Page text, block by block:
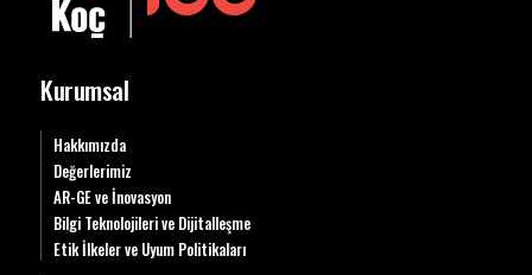
Kurumsal
Hakkımızda
Değerlerimiz
AR-GE ve İnovasyon
Bilgi Teknolojileri ve Dijitalleşme
Etik İlkeler ve Uyum Politikaları